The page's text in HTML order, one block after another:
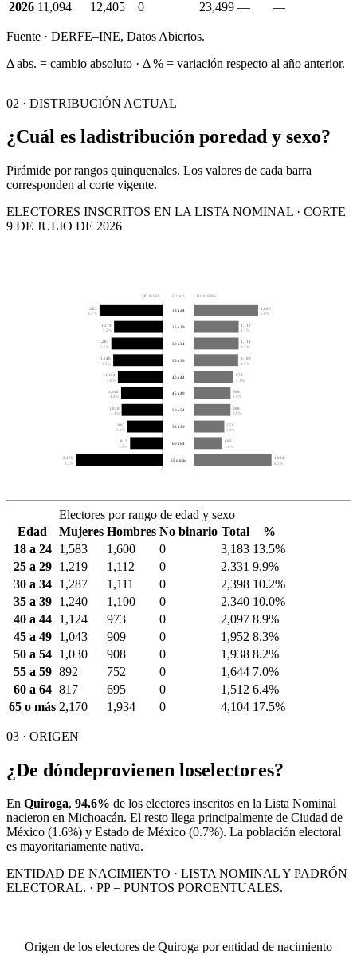
2026 11,094 12,405 0 23,499 — —
Fuente · DERFE–INE, Datos Abiertos.
Δ abs. = cambio absoluto · Δ % = variación respecto al año anterior.
02 · DISTRIBUCIÓN ACTUAL
¿Cuál es ladistribución poredad y sexo?
Pirámide por rangos quinquenales. Los valores de cada barra
corresponden al corte vigente.
ELECTORES INSCRITOS EN LA LISTA NOMINAL · CORTE
9 DE JULIO DE 2026
MUJERES EDAD HOMBRES
1,583
6.7%
1,600
6.8%
18 a 24
1,219
5.2%
1,112
4.7%
25 a 29
1,287
5.5%
1,111
4.7%
30 a 34
1,240
5.3%
1,100
4.7%
35 a 39
1,124
4.8%
973
4.1%
40 a 44
1,043
4.4%
909
3.9%
45 a 49
1,030
4.4%
908
3.9%
50 a 54
892
3.8%
752
3.2%
55 a 59
817
3.5%
695
3.0%
60 a 64
2,170
9.2%
1,934
8.2%
65 o más
Electores por rango de edad y sexo
Edad
Mujeres Hombres No binario Total
%
18 a 24
1,583 1,600 0 3,183 13.5%
25 a 29
1,219 1,112 0 2,331 9.9%
30 a 34
1,287 1,111 0 2,398 10.2%
35 a 39
1,240 1,100 0 2,340 10.0%
40 a 44
1,124 973 0 2,097 8.9%
45 a 49
1,043 909 0 1,952 8.3%
50 a 54
1,030 908 0 1,938 8.2%
55 a 59 892 752 0 1,644 7.0%
60 a 64 817 695 0 1,512 6.4%
65 o más 2,170 1,934 0 4,104 17.5%
03 · ORIGEN
¿De dóndeprovienen loselectores?
En Quiroga, 94.6% de los electores inscritos en la Lista Nominal
nacieron en Michoacán. El resto llega principalmente de Ciudad de
México (1.6%) y Estado de México (0.7%). La población electoral
es mayoritariamente nativa.
ENTIDAD DE NACIMIENTO · LISTA NOMINAL Y PADRÓN
ELECTORAL. · PP = PUNTOS PORCENTUALES.
Origen de los electores de Quiroga por entidad de nacimiento